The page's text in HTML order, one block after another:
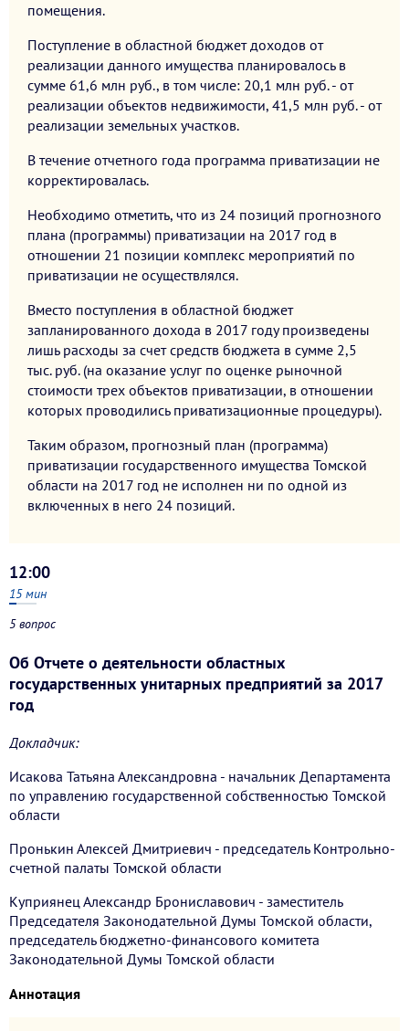
помещения.
Поступление в областной бюджет доходов от
реализации данного имущества планировалось в
сумме 61,6 млн руб., в том числе: 20,1 млн руб. - от
реализации объектов недвижимости, 41,5 млн руб. - от
реализации земельных участков.
В течение отчетного года программа приватизации не
корректировалась.
Необходимо отметить, что из 24 позиций прогнозного
плана (программы) приватизации на 2017 год в
отношении 21 позиции комплекс мероприятий по
приватизации не осуществлялся.
Вместо поступления в областной бюджет
запланированного дохода в 2017 году произведены
лишь расходы за счет средств бюджета в сумме 2,5
тыс. руб. (на оказание услуг по оценке рыночной
стоимости трех объектов приватизации, в отношении
которых проводились приватизационные процедуры).
Таким образом, прогнозный план (программа)
приватизации государственного имущества Томской
области на 2017 год не исполнен ни по одной из
включенных в него 24 позиций.
12:00
15мин
5 вопрос
Об Отчете о деятельности областных
государственных унитарных предприятий за 2017
год
Докладчик:
Исакова Татьяна Александровна - начальник Департамента
по управлению государственной собственностью Томской
области
Пронькин Алексей Дмитриевич - председатель Контрольно-
счетной палаты Томской области
Куприянец Александр Брониславович - заместитель
Председателя Законодательной Думы Томской области,
председатель бюджетно-финансового комитета
Законодательной Думы Томской области
Аннотация